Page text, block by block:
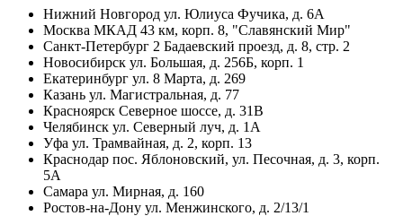
Нижний Новгород ул. Юлиуса Фучика, д. 6А
Москва МКАД 43 км, корп. 8, "Славянский Мир"
Санкт-Петербург 2 Бадаевский проезд, д. 8, стр. 2
Новосибирск ул. Большая, д. 256Б, корп. 1
Екатеринбург ул. 8 Марта, д. 269
Казань ул. Магистральная, д. 77
Красноярск Северное шоссе, д. 31В
Челябинск ул. Северный луч, д. 1А
Уфа ул. Трамвайная, д. 2, корп. 13
Краснодар пос. Яблоновский, ул. Песочная, д. 3, корп.
5А
Самара ул. Мирная, д. 160
Ростов-на-Дону ул. Менжинского, д. 2/13/1